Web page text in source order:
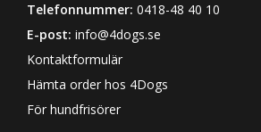
Telefonnummer: 0418-48 40 10
E-post: info@4dogs.se
Kontaktformulär
Hämta order hos 4Dogs
För hundfrisörer